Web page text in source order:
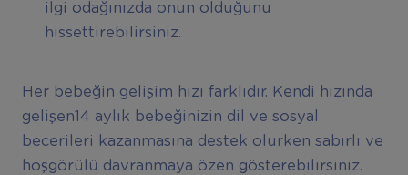
ilgi odağınızda onun olduğunu
hissettirebilirsiniz.
Her bebeğin gelişim hızı farklıdır. Kendi hızında
gelişen14 aylık bebeğinizin dil ve sosyal
becerileri kazanmasına destek olurken sabırlı ve
hoşgörülü davranmaya özen gösterebilirsiniz.